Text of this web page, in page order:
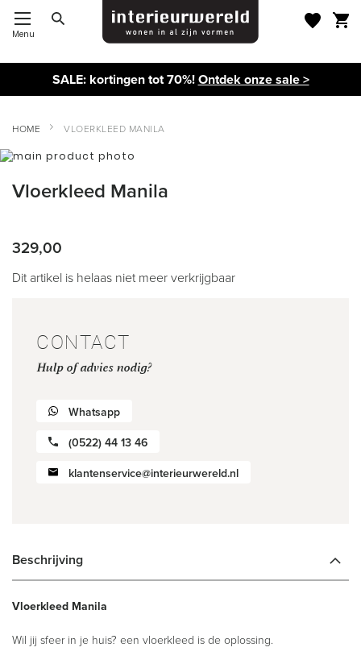
Menu
SALE: kortingen tot 70%!Ontdek onze sale >
HOME
VLOERKLEED MANILA
Ga
het
einde
gallerij
naar
het
afbeeldingen-
Vloerkleed Manila
329,00
Dit artikel is helaas niet meer verkrijgbaar
CONTACT
Hulp of advies nodig?
Whatsapp
(0522) 44 13 46
klantenservice@interieurwereld.nl
Beschrijving
Vloerkleed Manila
Wil jij sfeer in je huis? een vloerkleed is de oplossing.